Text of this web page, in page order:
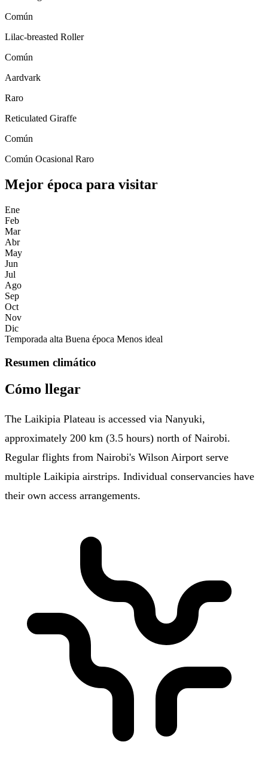
Común
Lilac-breasted Roller
Común
Aardvark
Raro
Reticulated Giraffe
Común
Común Ocasional Raro
Mejor época para visitar
Ene
Feb
Mar
Abr
May
Jun
Jul
Ago
Sep
Oct
Nov
Dic
Temporada alta Buena época Menos ideal
Resumen climático
Cómo llegar
The Laikipia Plateau is accessed via Nanyuki,
approximately 200 km (3.5 hours) north of Nairobi.
Regular flights from Nairobi's Wilson Airport serve
multiple Laikipia airstrips. Individual conservancies have
their own access arrangements.